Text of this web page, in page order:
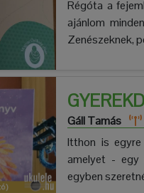
Régóta a
ajánlom
Zenészeknek,
Gáll Tamás
Itthon is egyre
amelyet - egy
egyben